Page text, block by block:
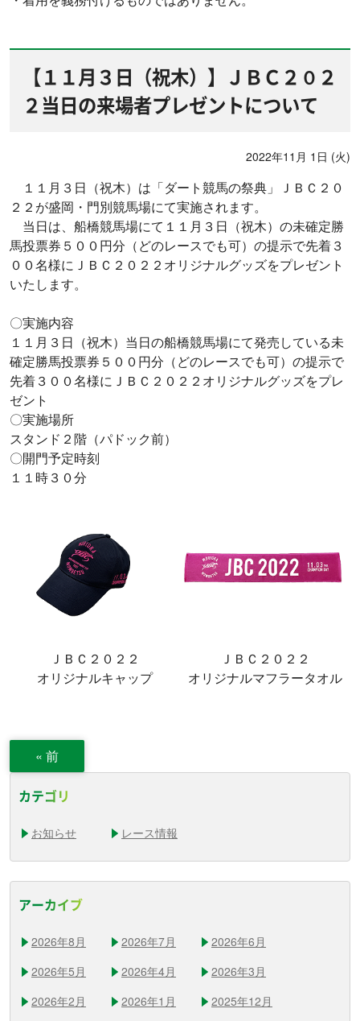
【１１月３日（祝木）】ＪＢＣ２０２
２当日の来場者プレゼントについて
2022年11月 1日 (火)
１１月３日（祝木）は「ダート競馬の祭典」ＪＢＣ２０
２２が盛岡・門別競馬場にて実施されます。
当日は、船橋競馬場にて１１月３日（祝木）の未確定勝
馬投票券５００円分（どのレースでも可）の提示で先着３
００名様にＪＢＣ２０２２オリジナルグッズをプレゼント
いたします。
〇実施内容
１１月３日（祝木）当日の船橋競馬場にて発売している未
確定勝馬投票券５００円分（どのレースでも可）の提示で
先着３００名様にＪＢＣ２０２２オリジナルグッズをプレ
ゼント
〇実施場所
スタンド２階（パドック前）
〇開門予定時刻
１１時３０分
ＪＢＣ２０２２
オリジナルキャップ
ＪＢＣ２０２２
オリジナルマフラータオル
« 前
カテゴリ
お知らせ レース情報
アーカイブ
2026年8月 2026年7月
2026年6月
2026年5月
2026年4月
2026年3月
2026年2月
2026年1月
2025年12月